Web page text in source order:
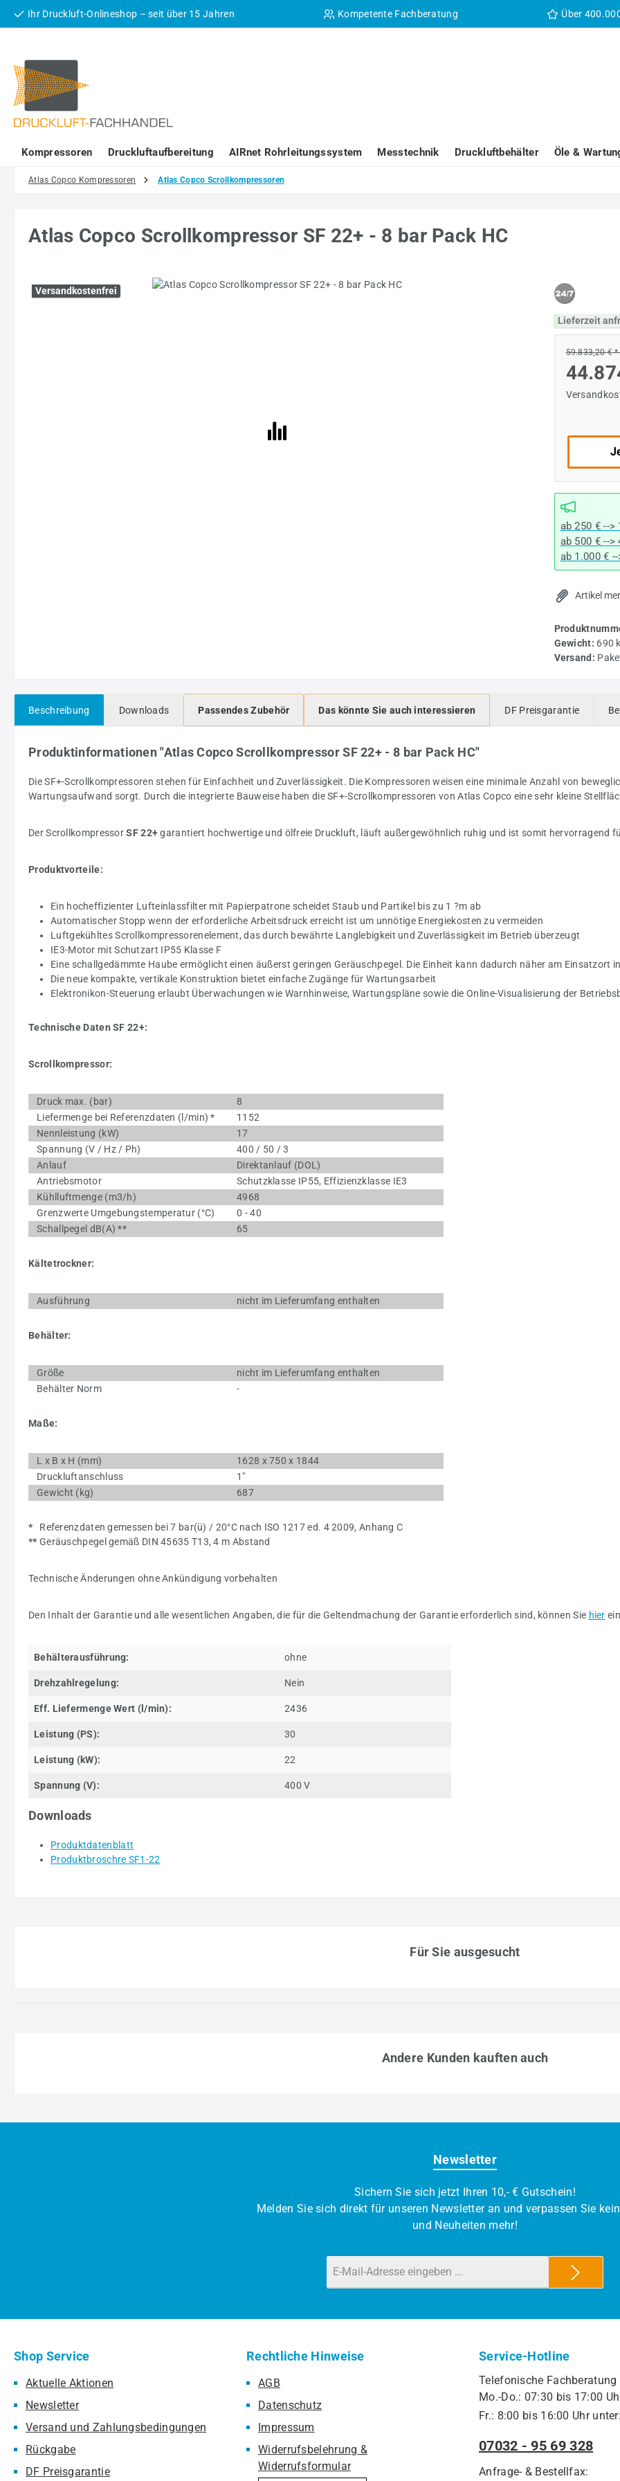
Hauptinhalt springen
Zur Suche springen
Zur Hauptnavigation springen
Ihr Druckluft-Onlineshop – seit über 15 Jahren Kompetente Fachberatung Über
Kompressoren Druckluftaufbereitung AIRnet Rohrleitungssystem Messtechnik Druckluftbehälter Öle &
Atlas Copco Kompressoren Atlas Copco Scrollkompressoren
Atlas Copco Scrollkompressor SF 22+ - 8 bar Pack HC
Bildergalerie überspringen
Versandkostenfrei
Lieferzeit
59.833,20 € *
ab 250 € --
ab 500 € -->
ab 1.000 €
Artikel
Gewicht: 690
Versand:
Beschreibung Downloads Passendes Zubehör Das könnte Sie auch interessieren DF Preisgarantie
Produktinformationen "Atlas Copco Scrollkompressor SF 22+ - 8 bar Pack HC"
Die SF+-Scrollkompressoren stehen für Einfachheit und Zuverlässigkeit. Die Kompressoren weisen eine minimale Anzahl von
Wartungsaufwand sorgt. Durch die integrierte Bauweise haben die SF+-Scrollkompressoren von Atlas Copco eine sehr kleine
Der ScrollkompressorSF 22+garantiert hochwertige und ölfreie Druckluft, läuft außergewöhnlich ruhig und ist somit hervorragend
Produktvorteile:
Ein hocheffizienter Lufteinlassfilter mit Papierpatrone scheidet Staub und Partikel bis zu 1 ?m ab
Automatischer Stopp wenn der erforderliche Arbeitsdruck erreicht ist um unnötige Energiekosten zu vermeiden
Luftgekühltes Scrollkompressorenelement, das durch bewährte Langlebigkeit und Zuverlässigkeit im Betrieb überzeugt
IE3-Motor mit Schutzart IP55 Klasse F
Eine schallgedämmte Haube ermöglicht einen äußerst geringen Geräuschpegel. Die Einheit kann dadurch näher am Einsatzort
Die neue kompakte, vertikale Konstruktion bietet einfache Zugänge für Wartungsarbeit
Elektronikon-Steuerung erlaubt Überwachungen wie Warnhinweise, Wartungspläne sowie die Online-Visualisierung der
Technische Daten SF 22+:
Scrollkompressor:
Druck max. (bar)
8
Liefermenge bei Referenzdaten (l/min) *
1152
Nennleistung (kW)
17
Spannung (V / Hz / Ph)
400 / 50 / 3
Anlauf
Direktanlauf (DOL)
Antriebsmotor
Schutzklasse IP55, Effizienzklasse IE3
Kühlluftmenge (m3/h)
4968
Grenzwerte Umgebungstemperatur (°C)
0 - 40
Schallpegel dB(A) **
65
Kältetrockner:
Ausführung nicht im Lieferumfang enthalten
Behälter:
Größe
nicht im Lieferumfang enthalten
Behälter Norm
-
Maße:
L x B x H (mm)
1628 x 750 x 1844
Druckluftanschluss
1"
Gewicht (kg)
687
* Referenzdaten gemessen bei 7 bar(ü) / 20°C nach ISO 1217 ed. 4 2009, Anhang C
** Geräuschpegel gemäß DIN 45635 T13, 4 m Abstand
Technische Änderungen ohne Ankündigung vorbehalten
Den Inhalt der Garantie und alle wesentlichen Angaben, die für die Geltendmachung der Garantie erforderlich sind, können Sie hier
Behälterausführung: ohne
Drehzahlregelung: Nein
Eff. Liefermenge Wert (l/min): 2436
Leistung (PS): 30
Leistung (kW): 22
Spannung (V): 400 V
Downloads
Produktdatenblatt
Produktbroschre SF1-22
Für Sie ausgesucht
Andere Kunden kauften auch
Newsletter
Sichern Sie sich jetzt Ihren 10,- € Gutschein!
Melden Sie sich direkt für unseren Newsletter an und verpassen Sie
und Neuheiten mehr!
Service-Hotline
Telefonische Fachberatung
Mo.-Do.: 07:30 bis 17:00
Fr.: 8:00 bis 16:00 Uhr unter:
07032 - 95 69 328
Anfrage- & Bestellfax:
Shop Service
Aktuelle Aktionen
Newsletter
Versand und Zahlungsbedingungen
Rückgabe
DF Preisgarantie
Rechtliche Hinweise
AGB
Datenschutz
Impressum
Widerrufsbelehrung &
Widerrufsformular